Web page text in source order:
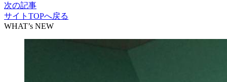
次の記事
サイトTOPへ戻る
WHAT’s NEW